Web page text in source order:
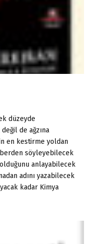
düzeyde
de ağzına
en kestirme yoldan
söyleyebilecek
anlayabilecek
adını yazabilecek
kadar Kimya